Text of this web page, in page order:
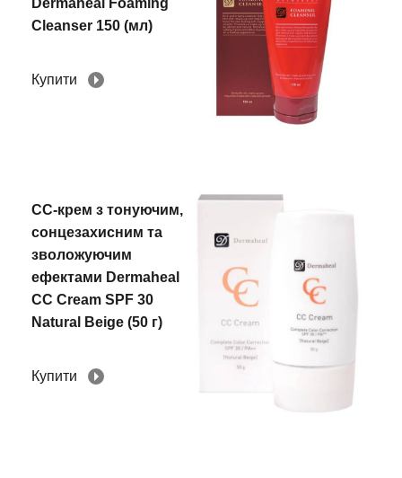
Dermaheal Foaming
Cleanser 150 (мл)
Купити
СС-крем з тонуючим,
сонцезахисним та
зволожуючим
ефектами Dermaheal
CC Сream SPF 30
Natural Beige (50 г)
Купити